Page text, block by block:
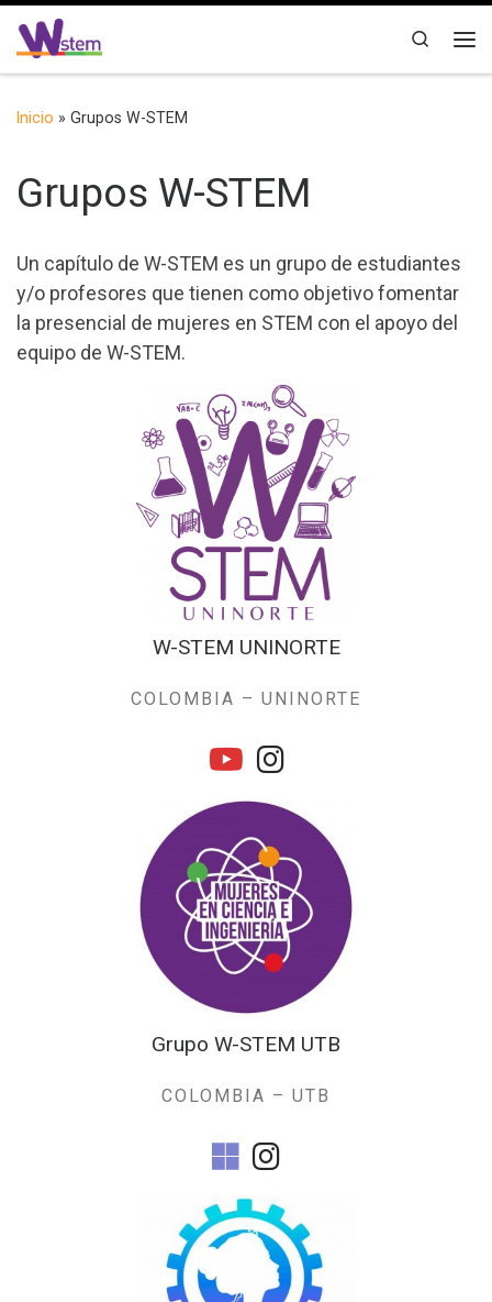
Saltar al contenido
Search
Inicio » Grupos W-STEM
Grupos W-STEM
Un capítulo de W-STEM es un grupo de estudiantes
y/o profesores que tienen como objetivo fomentar
la presencial de mujeres en STEM con el apoyo del
equipo de W-STEM.
W-STEM UNINORTE
COLOMBIA – UNINORTE
fab fa-youtube
fab fa-instagram
Grupo W-STEM UTB
COLOMBIA – UTB
fab fa-microsoft